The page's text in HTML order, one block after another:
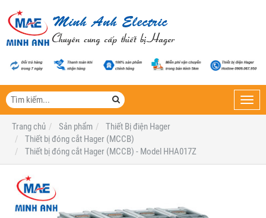
Trang chủ
Sản phẩm
Thiết Bị điện Hager
Thiết bị đóng cắt Hager (MCCB)
Thiết bị đóng cắt Hager (MCCB) - Model HHA017Z